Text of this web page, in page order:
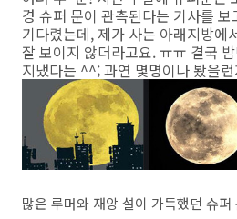
경 슈퍼 문이 관측된다는 기사를
기다렸는데, 제가 사는 아래지방에
잘 보이지 않더라고요. ㅠㅠ 결국
지냈다는 ^^; 과연 몇명이나 봤을
많은 루머와 재앙 설이 가득했던 슈